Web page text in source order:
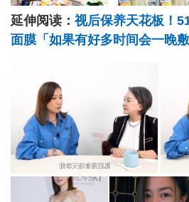
延伸阅读： 视后保养天花板！
面膜「如果有好多时间会一晚敷